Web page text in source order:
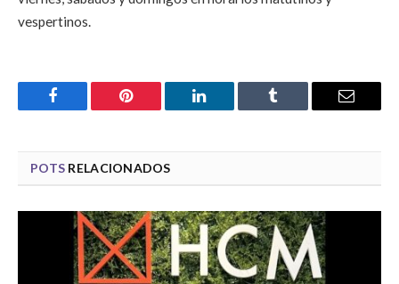
vespertinos.
Facebook Pinterest LinkedIn Tumblr Email
POTS RELACIONADOS